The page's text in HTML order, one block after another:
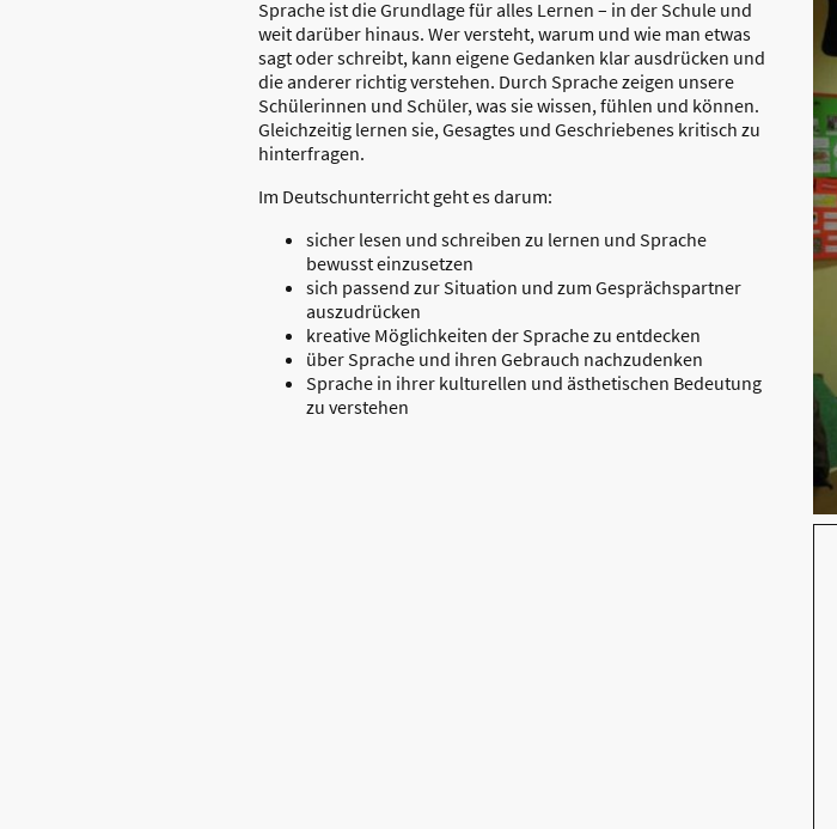
Sprache ist die Grundlage für alles Lernen – in der Schule und
weit darüber hinaus. Wer versteht, warum und wie man etwas
sagt oder schreibt, kann eigene Gedanken klar ausdrücken und
die anderer richtig verstehen. Durch Sprache zeigen unsere
Schülerinnen und Schüler, was sie wissen, fühlen und können.
Gleichzeitig lernen sie, Gesagtes und Geschriebenes kritisch zu
hinterfragen.
Im Deutschunterricht geht es darum:
sicher lesen und schreiben zu lernen und Sprache
bewusst einzusetzen
sich passend zur Situation und zum Gesprächspartner
auszudrücken
kreative Möglichkeiten der Sprache zu entdecken
über Sprache und ihren Gebrauch nachzudenken
Sprache in ihrer kulturellen und ästhetischen Bedeutung
zu verstehen